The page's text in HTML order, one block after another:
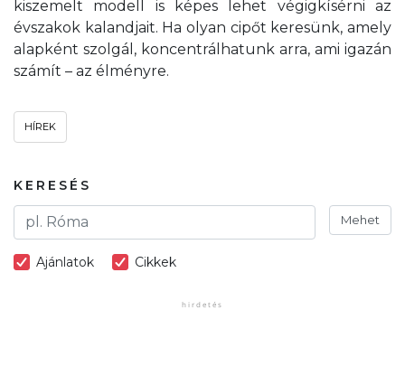
kiszemelt modell is képes lehet végigkísérni az
évszakok kalandjait. Ha olyan cipőt keresünk, amely
alapként szolgál, koncentrálhatunk arra, ami igazán
számít – az élményre.
HÍREK
KERESÉS
Mehet
Ajánlatok Cikkek